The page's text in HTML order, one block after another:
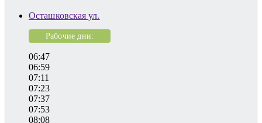
Осташковская ул.
Рабочие дни:
06:47
06:59
07:11
07:23
07:37
07:53
08:08